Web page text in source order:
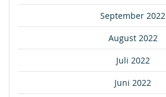
September 2022
August 2022
Juli 2022
Juni 2022